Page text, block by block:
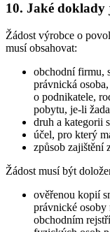
10. Jaké doklady
Žádost výrobce o
musí obsahovat:
obchodní firmu,
právnická
o podnikatele,
pobytu, je-li
druh a kategorii
účel, pro který
způsob zajištění
Žádost musí být
ověřenou kopií
právnické osoby
obchodním